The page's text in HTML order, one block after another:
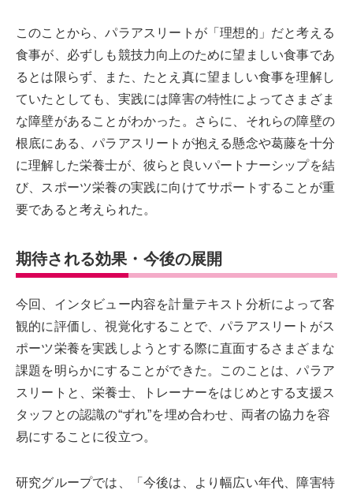
このことから、パラアスリートが「理想的」だと考える
食事が、必ずしも競技力向上のために望ましい食事であ
るとは限らず、また、たとえ真に望ましい食事を理解し
ていたとしても、実践には障害の特性によってさまざま
な障壁があることがわかった。さらに、それらの障壁の
根底にある、パラアスリートが抱える懸念や葛藤を十分
に理解した栄養士が、彼らと良いパートナーシップを結
び、スポーツ栄養の実践に向けてサポートすることが重
要であると考えられた。
期待される効果・今後の展開
今回、インタビュー内容を計量テキスト分析によって客
観的に評価し、視覚化することで、パラアスリートがス
ポーツ栄養を実践しようとする際に直面するさまざまな
課題を明らかにすることができた。このことは、パラア
スリートと、栄養士、トレーナーをはじめとする支援ス
タッフとの認識の“ずれ”を埋め合わせ、両者の協力を容
易にすることに役立つ。
研究グループでは、「今後は、より幅広い年代、障害特